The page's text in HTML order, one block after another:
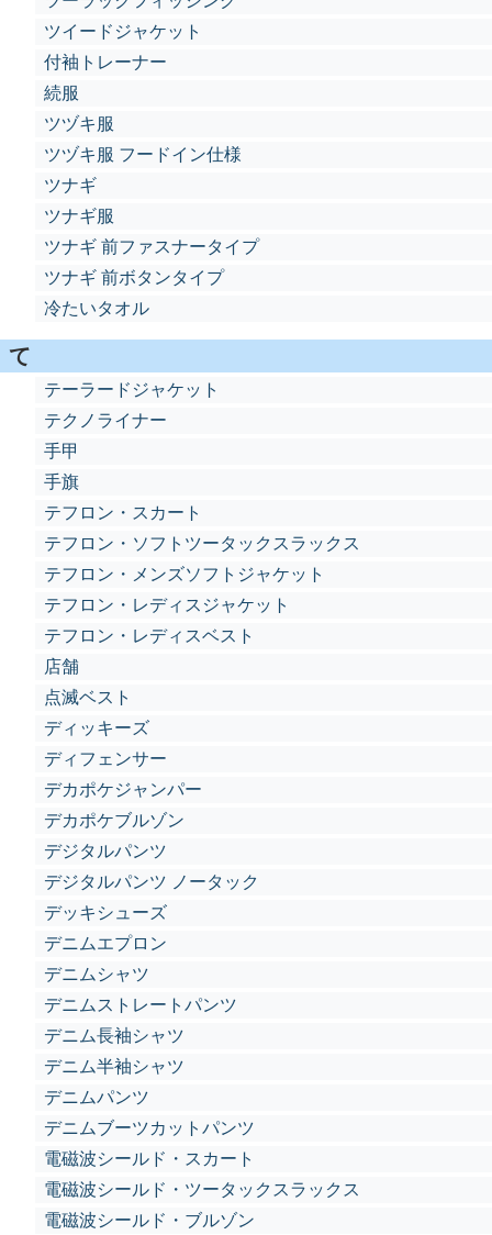
ツイードジャケット
付袖トレーナー
続服
ツヅキ服
ツヅキ服 フードイン仕様
ツナギ
ツナギ服
ツナギ 前ファスナータイプ
ツナギ 前ボタンタイプ
冷たいタオル
て
テーラードジャケット
テクノライナー
手甲
手旗
テフロン・スカート
テフロン・ソフトツータックスラックス
テフロン・メンズソフトジャケット
テフロン・レディスジャケット
テフロン・レディスベスト
店舗
点滅ベスト
ディッキーズ
ディフェンサー
デカポケジャンパー
デカポケブルゾン
デジタルパンツ
デジタルパンツ ノータック
デッキシューズ
デニムエプロン
デニムシャツ
デニムストレートパンツ
デニム長袖シャツ
デニム半袖シャツ
デニムパンツ
デニムブーツカットパンツ
電磁波シールド・スカート
電磁波シールド・ツータックスラックス
電磁波シールド・ブルゾン